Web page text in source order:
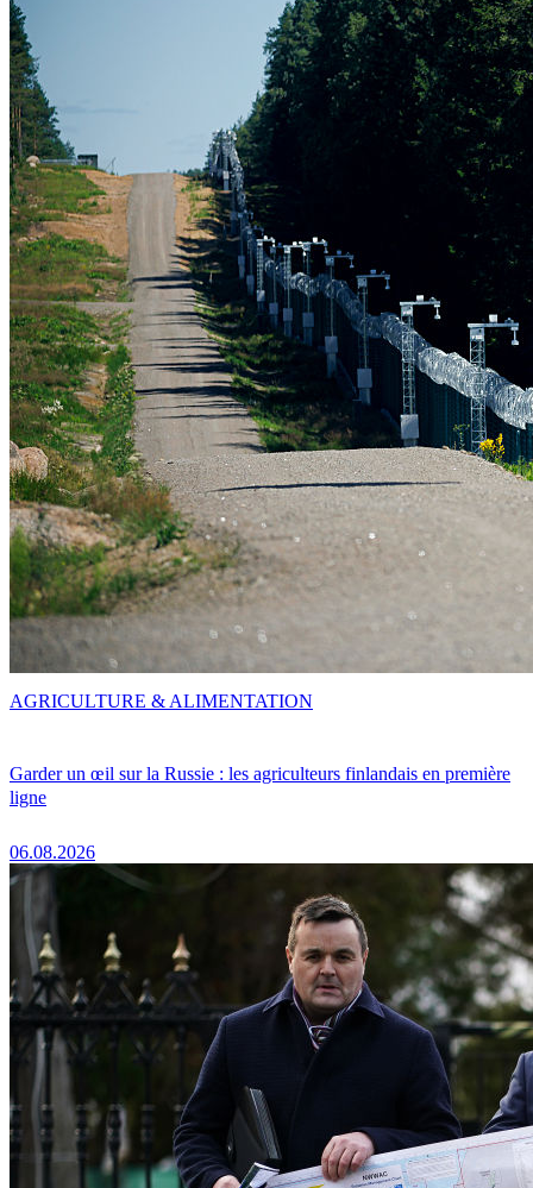
Garder un œil sur la Russie : les agriculteurs finlandais en première
ligne
06.08.2026
AGRICULTURE & ALIMENTATION